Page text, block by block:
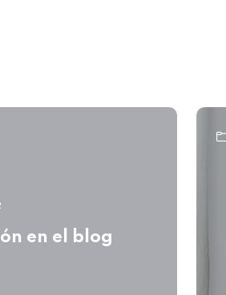
en el blog